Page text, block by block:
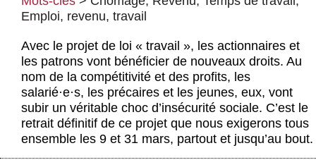
Agenda
Actus et médias
Boutique
Emploi, revenu, travail
Avec le projet de loi « travail », les actionnaires et
les patrons vont bénéficier de nouveaux droits. Au
nom de la compétitivité et des profits, les
salarié·e·s, les précaires et les jeunes, eux, vont
subir un véritable choc d’insécurité sociale. C’est le
retrait définitif de ce projet que nous exigerons tous
ensemble les 9 et 31 mars, partout et jusqu’au bout.